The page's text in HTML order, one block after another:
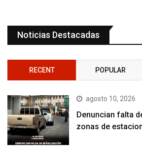
Noticias Destacadas
RECENT POPULAR
agosto 10, 2026
Denuncian falta
zonas de